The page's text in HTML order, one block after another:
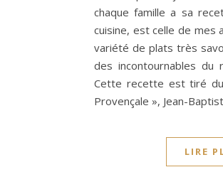
chaque famille a sa
cuisine, est celle de mes
variété de plats très
des incontournables du
Cette recette est tiré
Provençale », Jean-
LIRE